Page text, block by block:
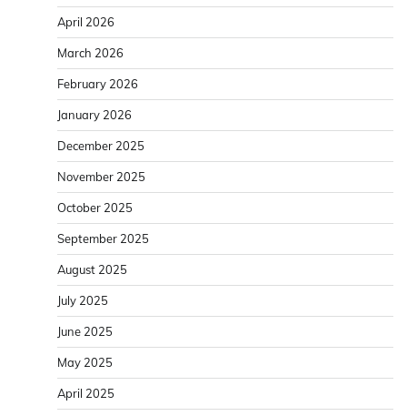
April 2026
March 2026
February 2026
January 2026
December 2025
November 2025
October 2025
September 2025
August 2025
July 2025
June 2025
May 2025
April 2025